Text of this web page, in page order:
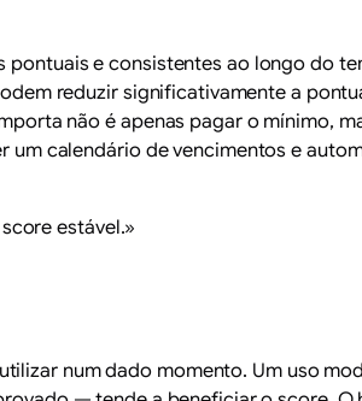
e consistentes ao longo do
reduzir significativamente a
não é apenas pagar o mínimo,
calendário de vencimentos e
estável.»
num dado momento. Um uso